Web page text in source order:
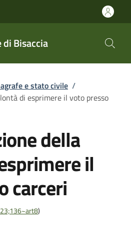
di Bisaccia
e stato civile /
di esprimere il voto presso
della
il
carceri
)